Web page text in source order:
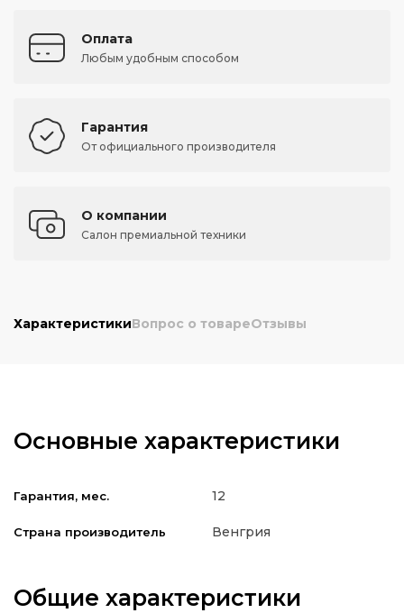
Оплата
Любым удобным способом
Гарантия
От официального производителя
О компании
Салон премиальной техники
ХарактеристикиВопрос о товареОтзывы
Основные характеристики
Гарантия, мес. 12
Страна производитель Венгрия
Общие характеристики